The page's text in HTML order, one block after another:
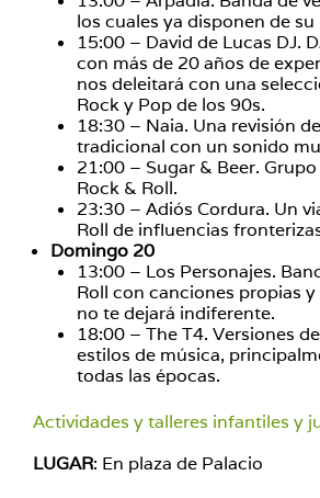
los cuales ya disponen de
15:00 – David de Lucas DJ.
con más de 20 años de
nos deleitará con una
Rock y Pop de los 90s.
18:30 – Naia. Una revisión
tradicional con un sonido
21:00 – Sugar & Beer.
Rock & Roll.
23:30 – Adiós Cordura. Un
Roll de influencias
Domingo 20
13:00 – Los Personajes.
Roll con canciones propias
no te dejará indiferente.
18:00 – The T4. Versiones
estilos de música,
todas las épocas.
Actividades y talleres infantiles y
LUGAR: En plaza de Palacio